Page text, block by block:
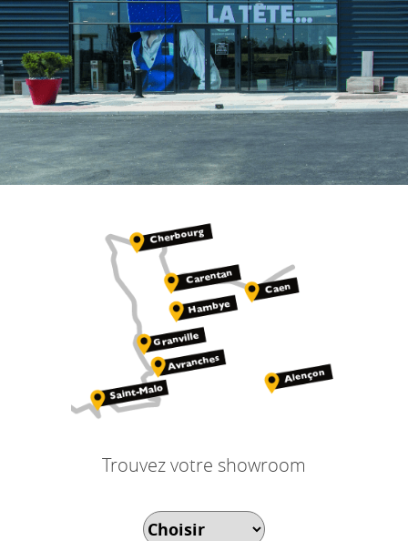
Trouvez votre showroom